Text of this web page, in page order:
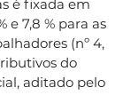
é fixada em
e 7,8 % para as
(nº 4,
do
aditado pelo